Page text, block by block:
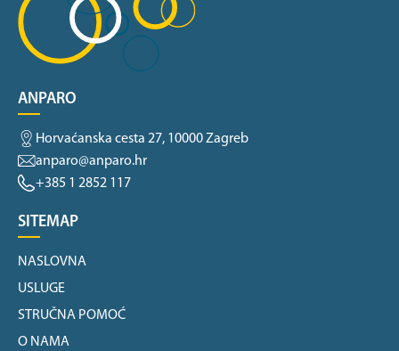
ANPARO
Horvaćanska cesta 27, 10000 Zagreb
anparo@anparo.hr
+385 1 2852 117
SITEMAP
NASLOVNA
USLUGE
STRUČNA POMOĆ
O NAMA